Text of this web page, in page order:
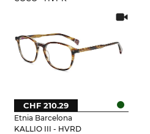
Etnia Barcelona
KALLIO III - HVRD
CHF 210.29